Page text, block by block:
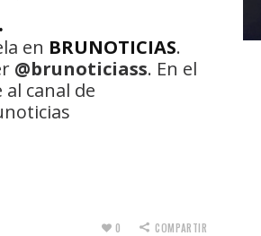
en BRUNOTICIAS.
@brunoticiass. En el
canal de
0 COMPARTIR